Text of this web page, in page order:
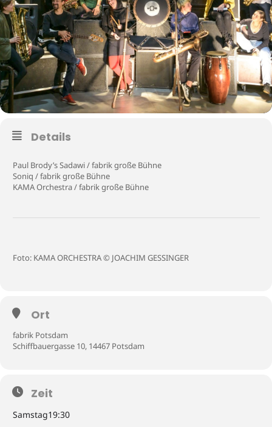
Details
Paul Brody’s Sadawi / fabrik große Bühne
Soniq / fabrik große Bühne
KAMA Orchestra / fabrik große Bühne
Foto: KAMA ORCHESTRA © JOACHIM GESSINGER
Ort
fabrik Potsdam
Schiffbauergasse 10, 14467 Potsdam
Zeit
Samstag19:30